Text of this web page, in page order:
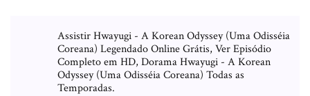
Assistir Hwayugi - A Korean Odyssey (Uma Odisséia
Coreana) Legendado Online Grátis, Ver Episódio
Completo em HD, Dorama Hwayugi - A Korean
Odyssey (Uma Odisséia Coreana) Todas as
Temporadas.